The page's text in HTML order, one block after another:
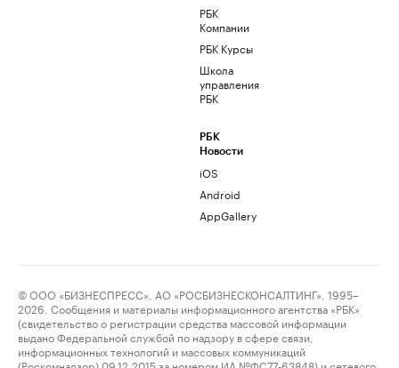
РБК
Компании
РБК Курсы
Школа
управления
РБК
РБК
Новости
iOS
Android
AppGallery
© ООО «БИЗНЕСПРЕСС», АО «РОСБИЗНЕСКОНСАЛТИНГ», 1995–
2026. Сообщения и материалы информационного агентства «РБК»
(свидетельство о регистрации средства массовой информации
выдано Федеральной службой по надзору в сфере связи,
информационных технологий и массовых коммуникаций